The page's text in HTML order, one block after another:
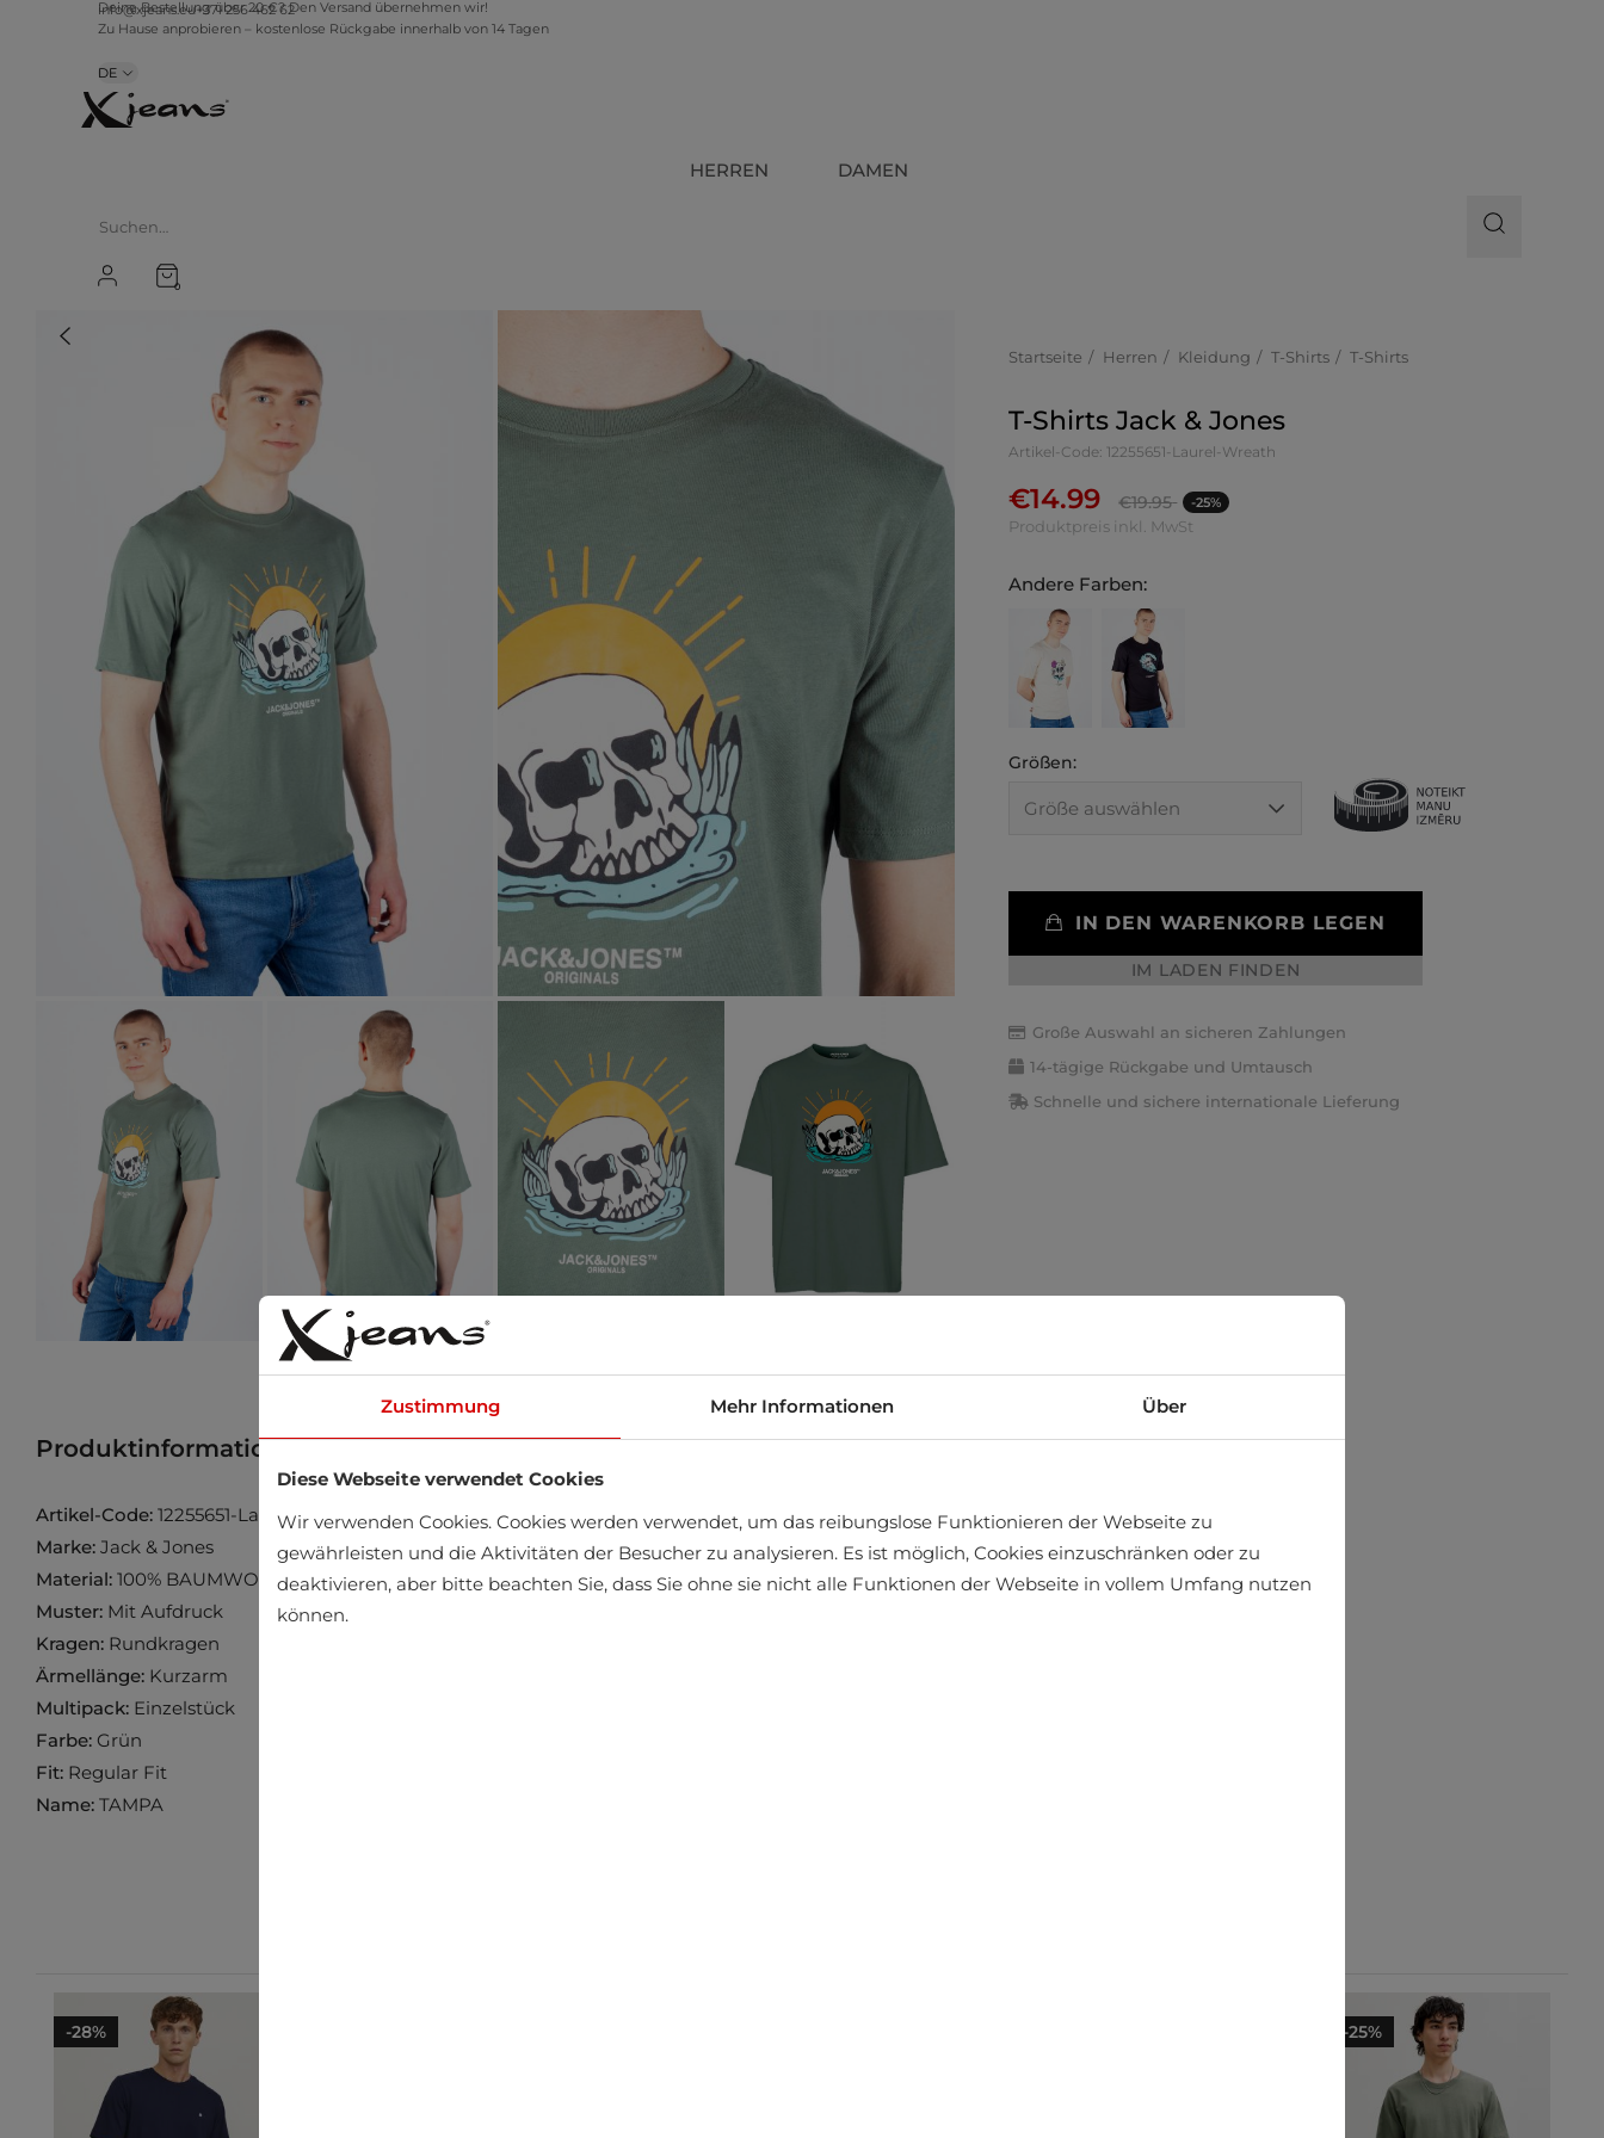
info@xjeans.eu+371 256 462 62
Deine Bestellung über 20 €? Den Versand übernehmen wir!
DE
HERREN DAMEN
0
Startseite Herren Kleidung T-Shirts T-Shirts
T-Shirts Jack & Jones
Artikel-Code: 12255651-Laurel-Wreath
€14.99 €19.95 -25%
Produktpreis inkl. MwSt
Andere Farben:
Größen:
IN DEN WARENKORB LEGEN
IM LADEN FINDEN
Große Auswahl an sicheren Zahlungen
14-tägige Rückgabe und Umtausch
Schnelle und sichere internationale Lieferung
Produktinformation Produkt im Geschäft finden
Artikel-Code: 12255651-Laurel-Wreath
Marke: Jack & Jones
Material: 100% BAUMWOLLE
Muster: Mit Aufdruck
Kragen: Rundkragen
Ärmellänge: Kurzarm
Multipack: Einzelstück
Farbe: Grün
Fit: Regular Fit
Name: TAMPA
-28% -25%
Zustimmung Mehr Informationen Über
Diese Webseite verwendet Cookies
Wir verwenden Cookies. Cookies werden verwendet, um das reibungslose Funktionieren der Webseite zu
gewährleisten und die Aktivitäten der Besucher zu analysieren. Es ist möglich, Cookies einzuschränken oder zu
deaktivieren, aber bitte beachten Sie, dass Sie ohne sie nicht alle Funktionen der Webseite in vollem Umfang nutzen
können.